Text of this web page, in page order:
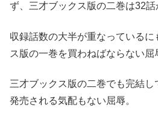
ず、三才ブックス版の二巻は32話
収録話数の大半が重なっているに
ス版の一巻を買わねばならない屈
三才ブックス版の二巻でも完結
発売される気配もない屈辱。